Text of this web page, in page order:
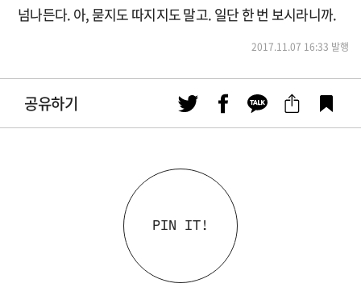
넘나든다. 아, 묻지도 따지지도 말고. 일단 한 번 보시라니까.
2017.11.07 16:33 발행
공유하기
PIN IT!